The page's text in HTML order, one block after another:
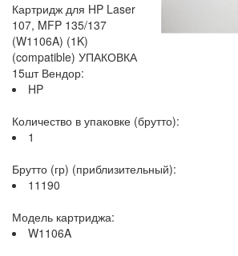
Картридж для HP Laser
107, MFP 135/137
(W1106A) (1K)
(compatible) УПАКОВКА
15шт Вендор:
HP
Количество в упаковке (брутто):
1
Брутто (гр) (приблизительный):
11190
Модель картриджа:
W1106A